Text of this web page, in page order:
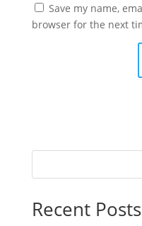
Save my name,
browser for the next
Recent Posts